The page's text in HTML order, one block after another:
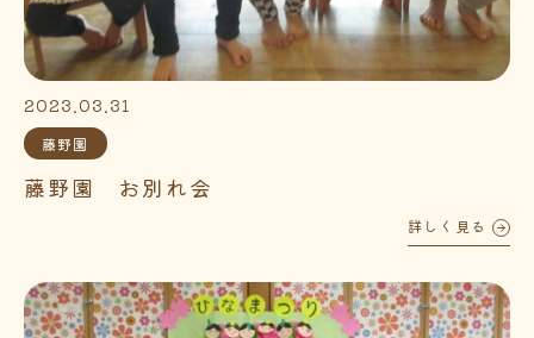
2023.03.31
藤野園
藤野園 お別れ会
詳しく見る